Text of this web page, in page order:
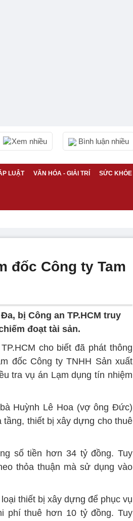
Xem nhiều Bình luận nhiều
LUẬT VĂN HÓA - GIẢI TRÍ SỨC KHỎE
đốc Công ty Tam
bị Công an TP.HCM truy
đoạt tài sản.
cho biết đã phát thông
đốc Công ty TNHH Sản xuất
tra vụ án Lạm dụng tín nhiệm
Huỳnh Lê Hoa (vợ ông Đức)
thiết bị xây dựng cho thuê
số tiền hơn 34 tỷ đồng. Tuy
thỏa thuận mà sử dụng vào
thiết bị xây dựng để phục vụ
phí thuê hơn 10 tỷ đồng. Tuy